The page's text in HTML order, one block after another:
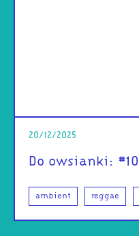
20/12/2025
Do owsianki: #10
ambient reggae